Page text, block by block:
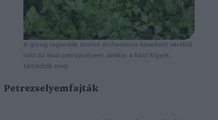
A görög legendák szerint Archemorus kiserkent véréből
nőtt az első petrezselyem, amikor a hőst kígyók
támadták meg.
Petrezselyemfajták